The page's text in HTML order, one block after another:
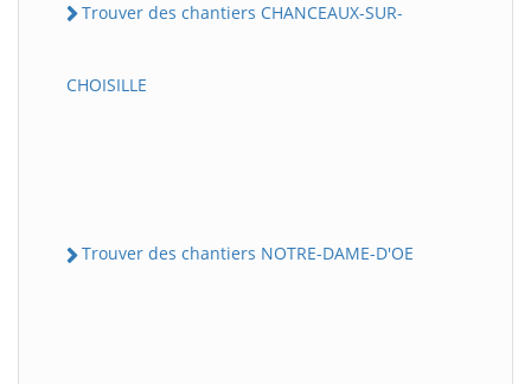
Trouver des chantiers CHANCEAUX-SUR-
CHOISILLE
Trouver des chantiers NOTRE-DAME-D'OE